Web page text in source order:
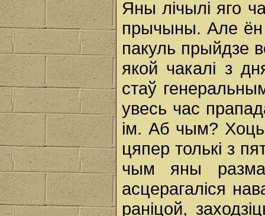
Яны лічылі яго
прычыны. Але ён
пакуль прыйдзе
якой чакалі з
стаў
увесь час
ім. Аб чым?
цяпер толькі з
чым яны
асцерагаліся
раніцой,